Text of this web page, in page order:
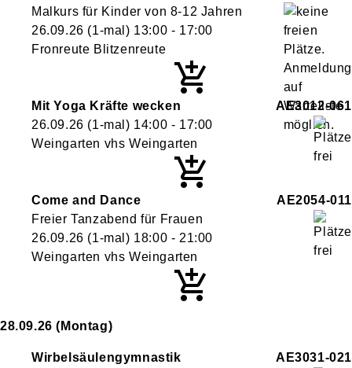
Malkurs für Kinder von 8-12 Jahren
26.09.26 (1-mal) 13:00 - 17:00
Fronreute Blitzenreute
Mit Yoga Kräfte wecken
AE3012-061
26.09.26 (1-mal) 14:00 - 17:00
Weingarten vhs Weingarten
Come and Dance
AE2054-011
Freier Tanzabend für Frauen
26.09.26 (1-mal) 18:00 - 21:00
Weingarten vhs Weingarten
28.09.26 (Montag)
Wirbelsäulengymnastik
AE3031-021